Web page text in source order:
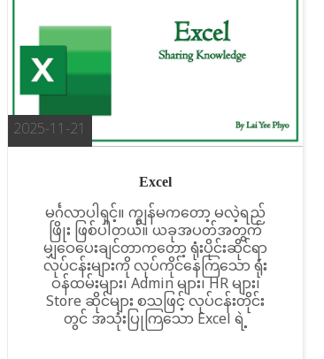
2025-11-21
Excel
မင်္ဂလာပါရှင့်။ ကျွန်မကတော့ မလဲ့ရည်
ဖြိုး ဖြစ်ပါတယ်။ ယခုအပတ်အတွက်
မျှဝေပေးချင်တာကတော့ ရုံးပိုင်းဆိုင်ရာ
လုပ်ငန်းများကို လုပ်ကိုင်နေကြသော ရုံး
ဝန်ထမ်းများ၊ Admin များ၊ HR များ၊
Store ဆိုင်များ စသဖြင့် လုပ်ငန်းတိုင်း
တွင် အသုံးပြုကြသော Excel ရဲ့